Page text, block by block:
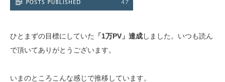
ひとまずの目標にしていた 「1万PV」達成しました。いつも読ん
で頂いてありがとうございます。
いまのところこんな感じで推移しています。